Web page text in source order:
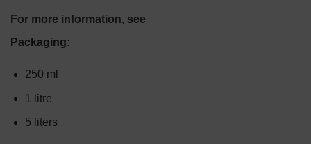
For more information, see
Packaging:
250 ml
1 litre
5 liters